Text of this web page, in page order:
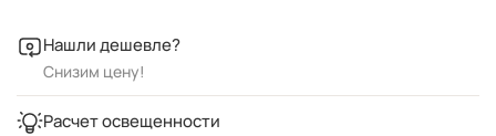
Нашли дешевле?
Снизим цену!
Расчет освещенности